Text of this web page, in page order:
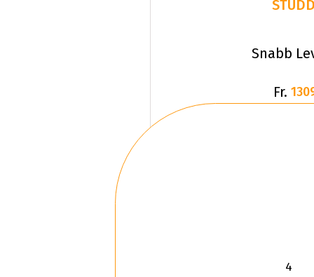
Snabb
Fr.